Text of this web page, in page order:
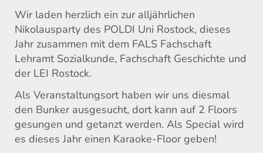
Wir laden herzlich ein zur alljährlichen
Nikolausparty des POLDI Uni Rostock, dieses
Jahr zusammen mit dem FALS Fachschaft
Lehramt Sozialkunde, Fachschaft Geschichte und
der LEI Rostock.
Als Veranstaltungsort haben wir uns diesmal
den Bunker ausgesucht, dort kann auf 2 Floors
gesungen und getanzt werden. Als Special wird
es dieses Jahr einen Karaoke-Floor geben!